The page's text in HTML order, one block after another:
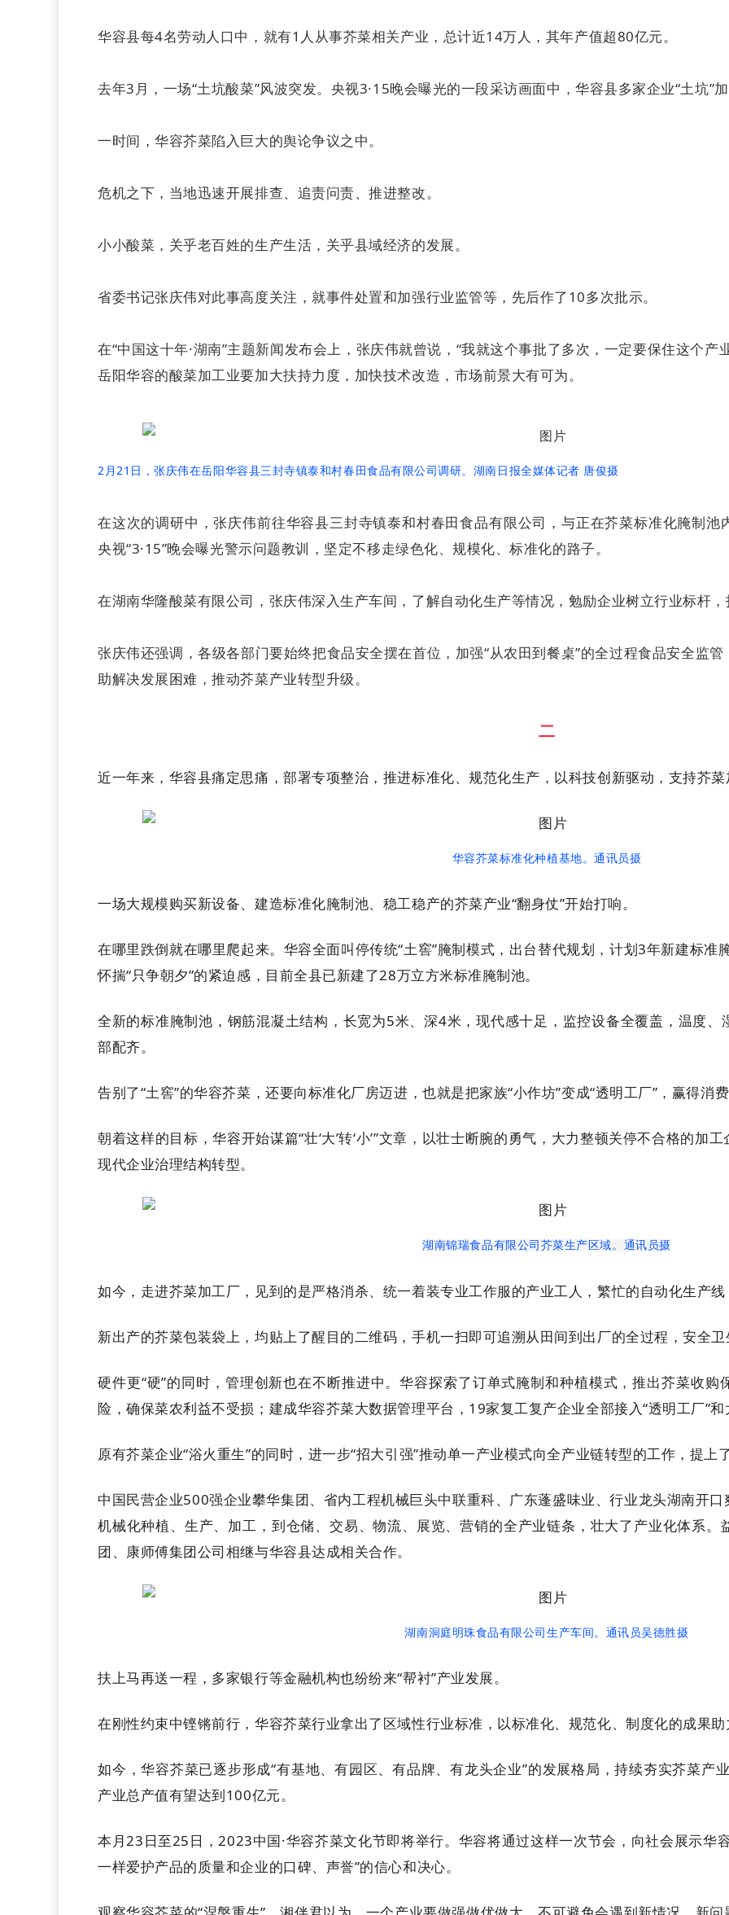
华容县每4名劳动人口中，就有1人从事芥菜相关产业，总计近14万人，其年产值超80亿元。
去年3月，一场“土坑酸菜”风波突发。央视3·15晚会曝光的一段采访画面中，华容县多家企业“土坑”加
一时间，华容芥菜陷入巨大的舆论争议之中。
危机之下，当地迅速开展排查、追责问责、推进整改。
小小酸菜，关乎老百姓的生产生活，关乎县域经济的发展。
省委书记张庆伟对此事高度关注，就事件处置和加强行业监管等，先后作了10多次批示。
在“中国这十年·湖南”主题新闻发布会上，张庆伟就曾说，“我就这个事批了多次，一定要保住这个产
岳阳华容的酸菜加工业要加大扶持力度，加快技术改造，市场前景大有可为。
2月21日，张庆伟在岳阳华容县三封寺镇泰和村春田食品有限公司调研。湖南日报全媒体记者 唐俊摄
在这次的调研中，张庆伟前往华容县三封寺镇泰和村春田食品有限公司，与正在芥菜标准化腌制
央视“3·15”晚会曝光警示问题教训，坚定不移走绿色化、规模化、标准化的路子。
在湖南华隆酸菜有限公司，张庆伟深入生产车间，了解自动化生产等情况，勉励企业树立行业标杆，
张庆伟还强调，各级各部门要始终把食品安全摆在首位，加强“从农田到餐桌”的全过程食品安全监
助解决发展困难，推动芥菜产业转型升级。
二
近一年来，华容县痛定思痛，部署专项整治，推进标准化、规范化生产，以科技创新驱动，支持芥菜
华容芥菜标准化种植基地。通讯员摄
一场大规模购买新设备、建造标准化腌制池、稳工稳产的芥菜产业“翻身仗”开始打响。
在哪里跌倒就在哪里爬起来。华容全面叫停传统“土窖”腌制模式，出台替代规划，计划3年新建标准
怀揣“只争朝夕”的紧迫感，目前全县已新建了28万立方米标准腌制池。
全新的标准腌制池，钢筋混凝土结构，长宽为5米、深4米，现代感十足，监控设备全覆盖，温度
部配齐。
告别了“土窖”的华容芥菜，还要向标准化厂房迈进，也就是把家族“小作坊”变成“透明工厂”，赢得消费
朝着这样的目标，华容开始谋篇“壮‘大’转‘小’”文章，以壮士断腕的勇气，大力整顿关停不合格的加
现代企业治理结构转型。
湖南锦瑞食品有限公司芥菜生产区域。 通讯员摄
如今，走进芥菜加工厂，见到的是严格消杀、统一着装专业工作服的产业工人，繁忙的自动化生产线
新出产的芥菜包装袋上，均贴上了醒目的二维码，手机一扫即可追溯从田间到出厂的全过程，安全卫
硬件更“硬”的同时，管理创新也在不断推进中。华容探索了订单式腌制和种植模式，推出芥菜收
险，确保菜农利益不受损；建成华容芥菜大数据管理平台，19家复工复产企业全部接入“透明工厂”和
原有芥菜企业“浴火重生”的同时，进一步“招大引强”推动单一产业模式向全产业链转型的工作，提上
中国民营企业500强企业攀华集团、省内工程机械巨头中联重科、广东蓬盛味业、行业龙头湖南开
机械化种植、生产、加工，到仓储、交易、物流、展览、营销的全产业链条，壮大了产业化体系
团、康师傅集团公司相继与华容县达成相关合作。
湖南洞庭明珠食品有限公司生产车间。 通讯员吴德胜摄
扶上马再送一程，多家银行等金融机构也纷纷来“帮衬”产业发展。
在刚性约束中铿锵前行，华容芥菜行业拿出了区域性行业标准，以标准化、规范化、制度化的成果助
如今，华容芥菜已逐步形成“有基地、有园区、有品牌、有龙头企业”的发展格局，持续夯实芥菜产
产业总产值有望达到100亿元。
本月23日至25日，2023中国·华容芥菜文化节即将举行。华容将通过这样一次节会，向社会展示华
一样爱护产品的质量和企业的口碑、声誉”的信心和决心。